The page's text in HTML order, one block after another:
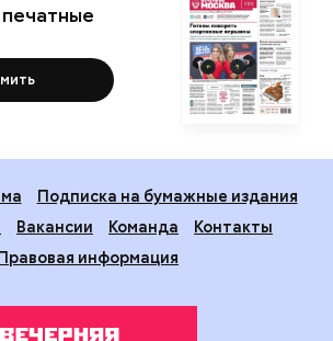
Подписка на бумажные издания
Вакансии Команда
Контакты
информация